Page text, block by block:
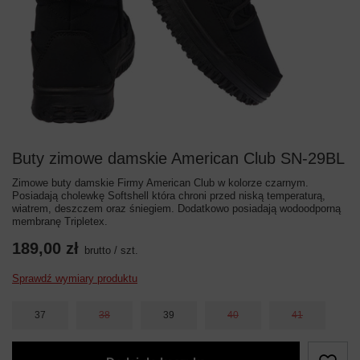
Buty zimowe damskie American Club SN-29BL
Zimowe buty damskie Firmy American Club w kolorze czarnym.
Posiadają cholewkę Softshell która chroni przed niską temperaturą,
wiatrem, deszczem oraz śniegiem. Dodatkowo posiadają wodoodporną
membranę Tripletex.
189,00 zł brutto / szt.
Sprawdź wymiary produktu
37 38 39 40 41